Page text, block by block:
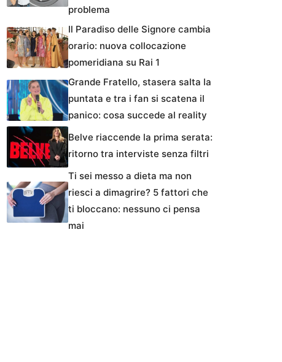
problema
Il Paradiso delle Signore cambia
orario: nuova collocazione
pomeridiana su Rai 1
Grande Fratello, stasera salta la
puntata e tra i fan si scatena il
panico: cosa succede al reality
Belve riaccende la prima serata:
ritorno tra interviste senza filtri
Ti sei messo a dieta ma non
riesci a dimagrire? 5 fattori che
ti bloccano: nessuno ci pensa
mai